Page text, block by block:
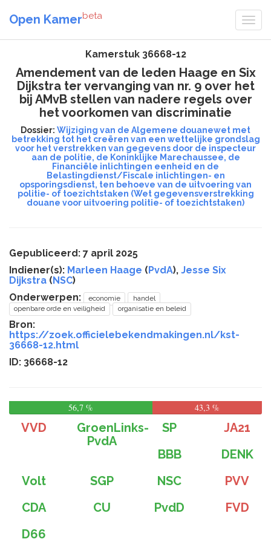
Open Kamerbeta
Kamerstuk 36668-12
Amendement van de leden Haage en Six
Dijkstra ter vervanging van nr. 9 over het
bij AMvB stellen van nadere regels over
het voorkomen van discriminatie
Dossier: Wijziging van de Algemene douanewet met
betrekking tot het creëren van een wettelijke grondslag
voor het verstrekken van gegevens door de inspecteur
aan de politie, de Koninklijke Marechaussee, de
Financiële inlichtingen eenheid en de
Belastingdienst/Fiscale inlichtingen- en
opsporingsdienst, ten behoeve van de uitvoering van
politie- of toezichtstaken (Wet gegevensverstrekking
douane voor uitvoering politie- of toezichtstaken)
Gepubliceerd: 7 april 2025
Indiener(s): Marleen Haage (PvdA), Jesse Six
Dijkstra (NSC)
Onderwerpen:
economie
handel
openbare orde en veiligheid
organisatie en beleid
Bron:
https://zoek.officielebekendmakingen.nl/kst-
36668-12.html
ID: 36668-12
56,7 % 43,3 %
VVD
GroenLinks-
PvdA
SP
JA21
BBB
DENK
Volt
SGP NSC
PVV
CDA
CU PvdD
FVD
D66